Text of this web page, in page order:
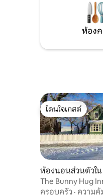
และ PITBOSS
Combo Central
ห้องค
โดนใจเกสต์
โดนใจเกสต์
ห้องนอนส่วนตัวใน
The Bunny Hug
ครอบครัว · ความคุ้